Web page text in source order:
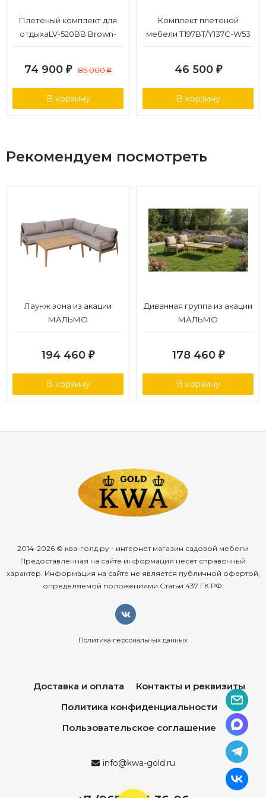
Плетеный комплект для
отдыхаLV-520BB Brown-
74 900 ₽ 85 000₽
В корзину
Комплект плетеной
мебели T197BT/Y137C-W53
46 500 ₽
В корзину
Рекомендуем посмотреть
Лаунж зона из акации
МАЛЬМО
194 460 ₽
В корзину
Диванная группа из акации
МАЛЬМО
178 460 ₽
В корзину
2014-2026 © ква-голд.ру - интернет магазин садовой мебели
Предоставленная на сайте информация несёт справочный
характер. Информация на сайте не является публичной офертой,
определяемой положениями Статьи 437 ГК РФ.
Политика персональных данных
Доставка и оплата
Контакты и реквизиты
Политика конфиденциальности
Пользовательское соглашение
info@kwa-gold.ru